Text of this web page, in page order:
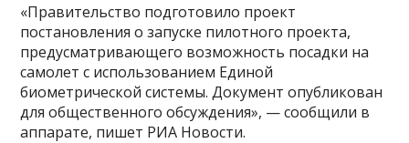
«Правительство подготовило проект
постановления о запуске пилотного проекта,
предусматривающего возможность посадки на
самолет с использованием Единой
биометрической системы. Документ опубликован
для общественного обсуждения», — сообщили в
аппарате, пишет РИА Новости.